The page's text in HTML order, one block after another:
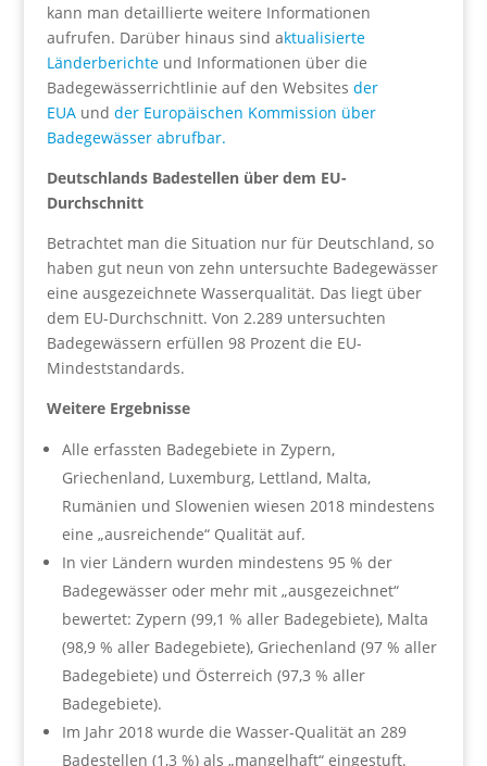
kann man detaillierte weitere Informationen
aufrufen. Darüber hinaus sind aktualisierte
Länderberichte und Informationen über die
Badegewässerrichtlinie auf den Websites der
EUAund der Europäischen Kommission über
Badegewässer abrufbar.
Deutschlands Badestellen über dem EU-
Durchschnitt
Betrachtet man die Situation nur für Deutschland, so
haben gut neun von zehn untersuchte Badegewässer
eine ausgezeichnete Wasserqualität. Das liegt über
dem EU-Durchschnitt. Von 2.289 untersuchten
Badegewässern erfüllen 98 Prozent die EU-
Mindeststandards.
Weitere Ergebnisse
Alle erfassten Badegebiete in Zypern,
Griechenland, Luxemburg, Lettland, Malta,
Rumänien und Slowenien wiesen 2018 mindestens
eine „ausreichende“ Qualität auf.
In vier Ländern wurden mindestens 95 % der
Badegewässer oder mehr mit „ausgezeichnet“
bewertet: Zypern (99,1 % aller Badegebiete), Malta
(98,9 % aller Badegebiete), Griechenland (97 % aller
Badegebiete) und Österreich (97,3 % aller
Badegebiete).
Im Jahr 2018 wurde die Wasser-Qualität an 289
Badestellen (1,3 %) als „mangelhaft“ eingestuft.